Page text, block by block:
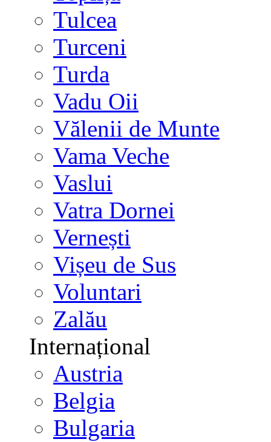
Tulcea
Turceni
Turda
Vadu Oii
Vălenii de Munte
Vama Veche
Vaslui
Vatra Dornei
Vernești
Vișeu de Sus
Voluntari
Zalău
Internațional
Austria
Belgia
Bulgaria